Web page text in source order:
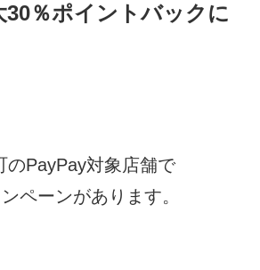
％ポイントバックに
のPayPay対象店舗で
ペーンがあります。